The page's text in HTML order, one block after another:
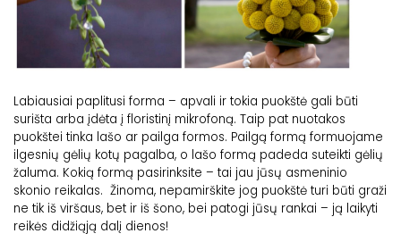
Labiausiai paplitusi forma – apvali ir tokia puokštė gali būti
surišta arba įdėta į floristinį mikrofoną. Taip pat nuotakos
puokštei tinka lašo ar pailga formos. Pailgą formą formuojame
ilgesnių gėlių kotų pagalba, o lašo formą padeda suteikti gėlių
žaluma. Kokią formą pasirinksite – tai jau jūsų asmeninio
skonio reikalas. Žinoma, nepamirškite jog puokštė turi būti graži
ne tik iš viršaus, bet ir iš šono, bei patogi jūsų rankai – ją laikyti
reikės didžiąją dalį dienos!